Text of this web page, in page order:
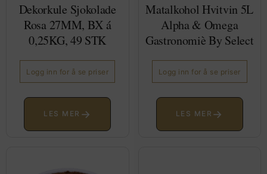
Dekorkule Sjokolade
Rosa 27MM, BX á
0,25KG, 49 STK
Logg inn for å se priser
LES MER →
Matalkohol Hvitvin 5L
Alpha & Omega
Gastronomiè By Select
Logg inn for å se priser
LES MER →